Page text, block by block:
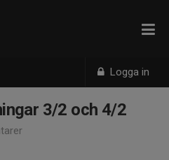
Logga in
3/2 och 4/2